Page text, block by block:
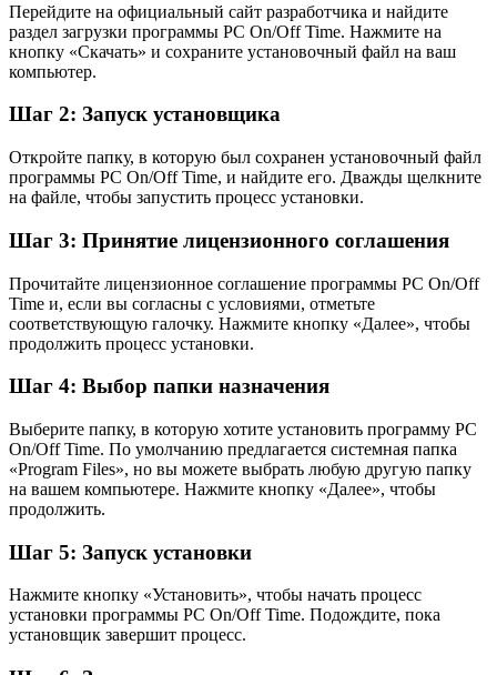
Перейдите на официальный сайт разработчика и найдите
раздел загрузки программы PC On/Off Time. Нажмите на
кнопку «Скачать» и сохраните установочный файл на ваш
компьютер.
Шаг 2: Запуск установщика
Откройте папку, в которую был сохранен установочный файл
программы PC On/Off Time, и найдите его. Дважды щелкните
на файле, чтобы запустить процесс установки.
Шаг 3: Принятие лицензионного соглашения
Прочитайте лицензионное соглашение программы PC On/Off
Time и, если вы согласны с условиями, отметьте
соответствующую галочку. Нажмите кнопку «Далее», чтобы
продолжить процесс установки.
Шаг 4: Выбор папки назначения
Выберите папку, в которую хотите установить программу PC
On/Off Time. По умолчанию предлагается системная папка
«Program Files», но вы можете выбрать любую другую папку
на вашем компьютере. Нажмите кнопку «Далее», чтобы
продолжить.
Шаг 5: Запуск установки
Нажмите кнопку «Установить», чтобы начать процесс
установки программы PC On/Off Time. Подождите, пока
установщик завершит процесс.